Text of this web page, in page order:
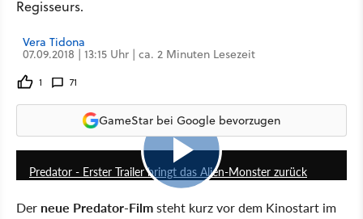
Regisseurs.
Vera Tidona
07.09.2018 | 13:15 Uhr | ca. 2 Minuten Lesezeit
1 71
GameStar bei Google bevorzugen
1:41
Predator - Erster Trailer bringt das Alien-Monster zurück
Der neue Predator-Filmsteht kurz vor dem Kinostart im